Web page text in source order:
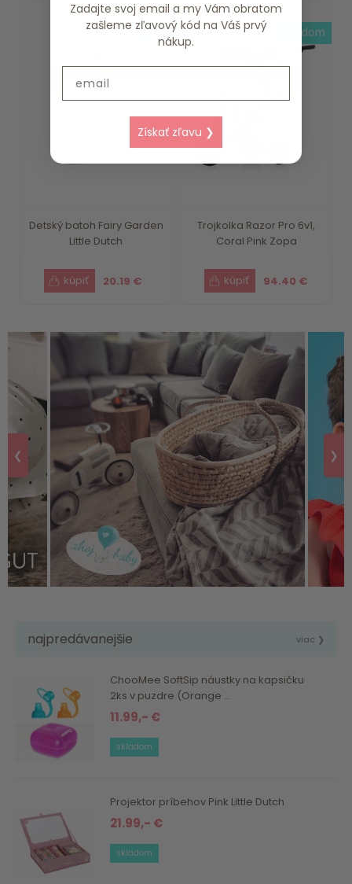
Detský batoh Fairy Garden
Little Dutch
20.19 €
3-4 dni
Trojkolka Razor Pro 6v1,
Coral Pink Zopa
94.40 €
skladom
❮ ❯
najpredávanejšie viac ❯
ChooMee SoftSip náustky na kapsičku
2ks v puzdre (Orange ...
11.99,- €
skladom
Projektor príbehov Pink Little Dutch
21.99,- €
skladom
Zadajte svoj email a my Vám obratom
zašleme zľavový kód na Váš prvý
nákup.
Získať zľavu ❯